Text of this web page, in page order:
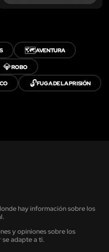
🗺️AVENTURA
💎ROBO
🔓FUGA DE LA PRISIÓN
hay información sobre los
y opiniones sobre los
se adapte a ti.